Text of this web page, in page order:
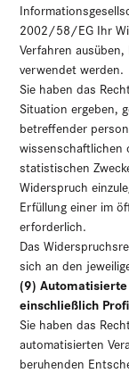
2002/58/EG Ihr
Verfahren
verwendet werden.
Sie haben das
Situation ergeben,
betreffender
wissenschaftlichen
statistischen
Widerspruch
Erfüllung einer im
erforderlich.
Das
sich an den
(9)
einschließlich
Sie haben das
automatisierten
beruhenden